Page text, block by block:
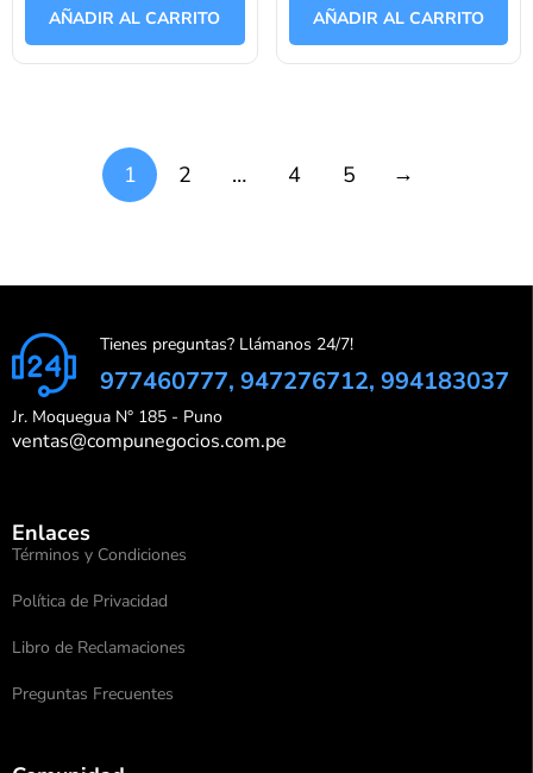
AÑADIR AL CARRITO AÑADIR AL CARRITO
1 2 … 4 5 →
Tienes preguntas? Llámanos 24/7!
977460777, 947276712, 994183037
Jr. Moquegua N° 185 - Puno
ventas@compunegocios.com.pe
Enlaces
Términos y Condiciones
Política de Privacidad
Libro de Reclamaciones
Preguntas Frecuentes